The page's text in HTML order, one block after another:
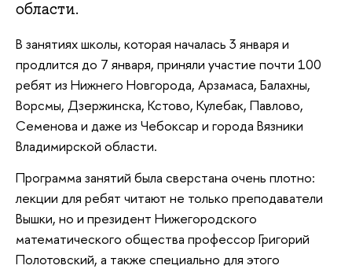
области.
В занятиях школы, которая началась 3 января и
продлится до 7 января, приняли участие почти 100
ребят из Нижнего Новгорода, Арзамаса, Балахны,
Ворсмы, Дзержинска, Кстово, Кулебак, Павлово,
Семенова и даже из Чебоксар и города Вязники
Владимирской области.
Программа занятий была сверстана очень плотно:
лекции для ребят читают не только преподаватели
Вышки, но и президент Нижегородского
математического общества профессор Григорий
Полотовский, а также специально для этого